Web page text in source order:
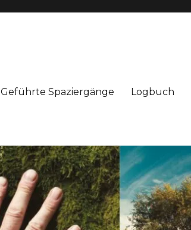
Geführte Spaziergänge Logbuch